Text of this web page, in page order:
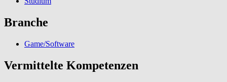
Branche
Game/Software
Vermittelte Kompetenzen